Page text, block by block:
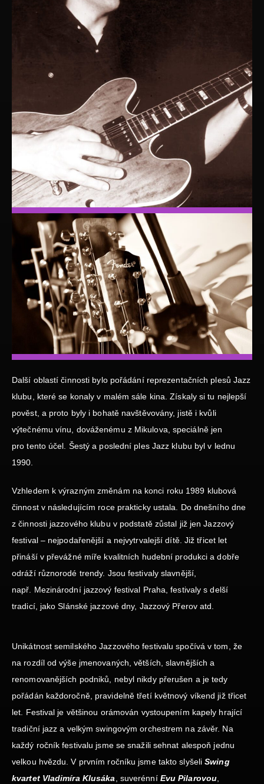
Další oblastí činnosti bylo pořádání reprezentačních plesů Jazz
klubu, které se konaly v malém sále kina. Získaly si tu nejlepší
pověst, a proto byly i bohatě navštěvovány, jistě i kvůli
výtečnému vínu, dováženému z Mikulova, speciálně jen
pro tento účel. Šestý a poslední ples Jazz klubu byl v lednu
1990.
Vzhledem k výrazným změnám na konci roku 1989 klubová
činnost v následujícím roce prakticky ustala. Do dnešního dne
z činnosti jazzového klubu v podstatě zůstal již jen Jazzový
festival – nejpodařenější a nejvytrvalejší dítě. Již třicet let
přináší v převážné míře kvalitních hudební produkci a dobře
odráží různorodé trendy. Jsou festivaly slavnější,
např. Mezinárodní jazzový festival Praha, festivaly s delší
tradicí, jako Slánské jazzové dny, Jazzový Přerov atd.
Unikátnost semilského Jazzového festivalu spočívá v tom, že
na rozdíl od výše jmenovaných, větších, slavnějších a
renomovanějších podniků, nebyl nikdy přerušen a je tedy
pořádán každoročně, pravidelně třetí květnový víkend již třicet
let. Festival je většinou orámován vystoupením kapely hrající
tradiční jazz a velkým swingovým orchestrem na závěr. Na
každý ročník festivalu jsme se snažili sehnat alespoň jednu
velkou hvězdu. V prvním ročníku jsme takto slyšeliSwing
kvartet Vladimíra Klusáka , suverénní Evu Pilarovou